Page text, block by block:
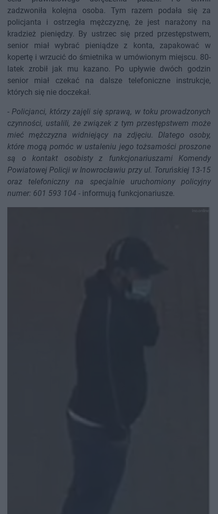
zadzwoniła kolejna osoba. Tym razem podała się za
policjanta i ostrzegła mężczyznę, że jest narażony na
kradzież pieniędzy. By ustrzec się przed przestępstwem,
senior miał wybrać pieniądze z konta, zapakować w
kopertę i wrzucić do śmietnika w umówionym miejscu. 80-
latek zrobił jak mu kazano. Po upływie dwóch godzin
senior miał czekać na dalsze telefoniczne instrukcje,
których się nie doczekał.
-Policjanci, którzy zajęli się sprawą, w toku prowadzonych
czynności, ustalili, że związek z tym przestępstwem może
mieć mężczyzna widniejący na zdjęciu. Dlatego osoby,
które mogą pomóc w ustaleniu jego tożsamości proszone
są o kontakt osobisty z funkcjonariuszami Komendy
Powiatowej Policji w Inowrocławiu przy ul. Toruńskiej 13-15
oraz telefoniczny na specjalnie uruchomiony policyjny
numer: 601 593 104 - informują funkcjonariusze.